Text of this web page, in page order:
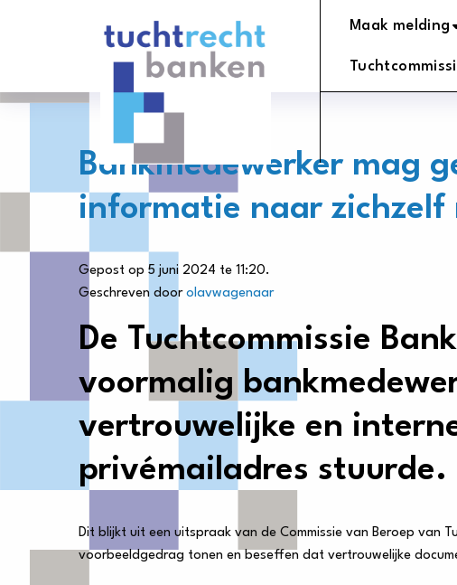
logo
Maak melding
Bankmedewerker mag
informatie naar zichzelf
Gepost op 5 juni 2024 te 11:20.
Geschreven door olavwagenaar
De Tuchtcommissie
voormalig
vertrouwelijke en
privémailadres stuurde.
Dit blijkt uit een uitspraak van de Commissie van Beroep van
voorbeeldgedrag tonen en beseffen dat vertrouwelijke